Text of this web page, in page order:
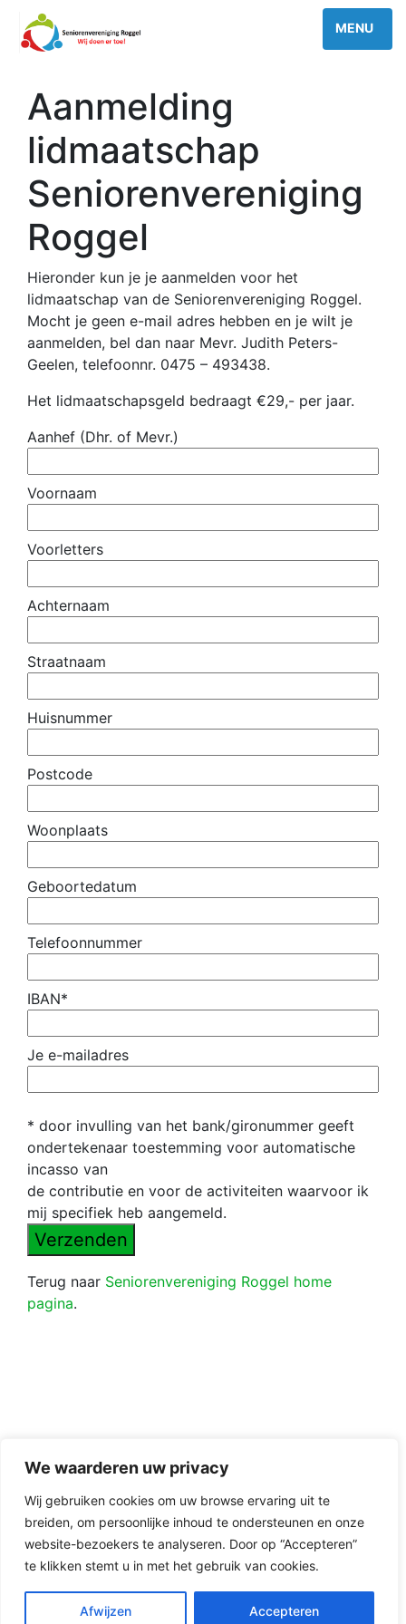
We waarderen uw privacy
Wij gebruiken cookies om uw browse ervaring uit te
breiden, om persoonlijke inhoud te ondersteunen en onze
website-bezoekers te analyseren. Door op “Accepteren”
te klikken stemt u in met het gebruik van cookies.
Afwijzen Accepteren
Aanmelding
lidmaatschap
Seniorenvereniging
Roggel
Hieronder kun je je aanmelden voor het
lidmaatschap van de Seniorenvereniging Roggel.
Mocht je geen e-mail adres hebben en je wilt je
aanmelden, bel dan naar Mevr. Judith Peters-
Geelen, telefoonnr. 0475 – 493438.
Het lidmaatschapsgeld bedraagt €29,- per jaar.
Aanhef (Dhr. of Mevr.)
Voornaam
Voorletters
Achternaam
Straatnaam
Huisnummer
Postcode
Woonplaats
Geboortedatum
Telefoonnummer
IBAN*
Je e-mailadres
* door invulling van het bank/gironummer geeft
ondertekenaar toestemming voor automatische
incasso van
de contributie en voor de activiteiten waarvoor ik
mij specifiek heb aangemeld.
Terug naar Seniorenvereniging Roggel home
pagina.
Copyright 2026 · Realisatie Europe Web Media ·
Beheerderslogin· Privacy Statement·Disclaimer